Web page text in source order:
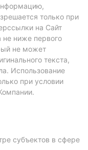
только при
на Сайт
не ниже первого
не может
текста,
Использование
при условии
субъектов в сфере